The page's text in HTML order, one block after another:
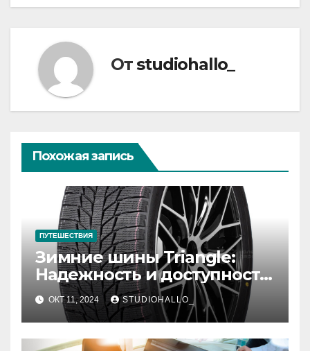
Отstudiohallo_
Похожая запись
ПУТЕШЕСТВИЯ
Зимние шины Triangle:
Надежность и доступность
для зимних дорог
ОКТ 11, 2024 STUDIOHALLO_